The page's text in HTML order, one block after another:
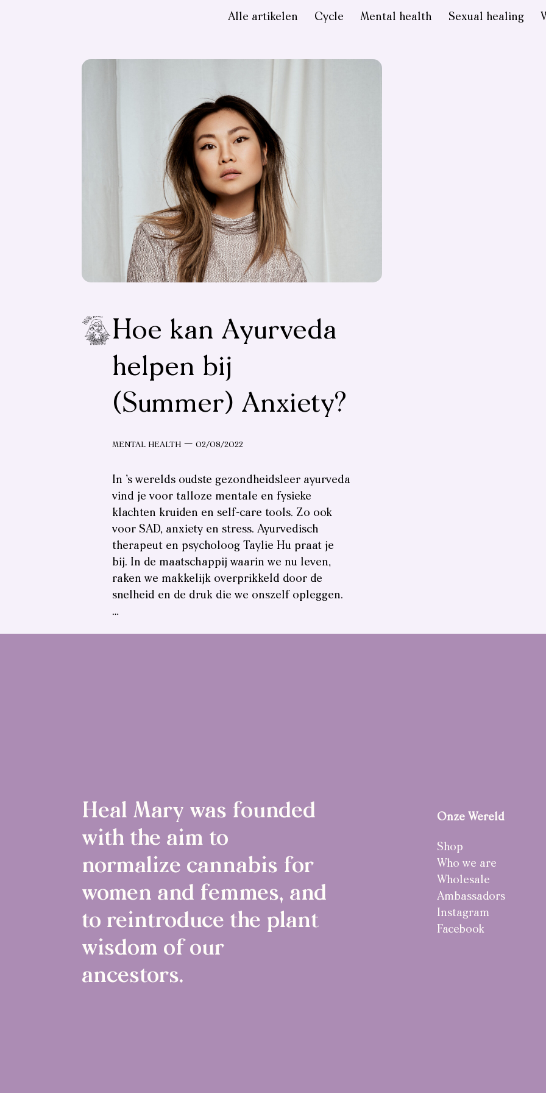
Alle artikelen Cycle Mental health Sexual healing
Hoe kan Ayurveda
helpen bij
(Summer) Anxiety?
Categorieën
MENTAL HEALTH
Post-
02/08/2022
In ’s werelds oudste gezondheidsleer ayurveda
vind je voor talloze mentale en fysieke
klachten kruiden en self-care tools. Zo ook
voor SAD, anxiety en stress. Ayurvedisch
therapeut en psycholoog Taylie Hu praat je
bij. In de maatschappij waarin we nu leven,
raken we makkelijk overprikkeld door de
snelheid en de druk die we onszelf opleggen.
…
Heal Mary was founded
with the aim to
normalize cannabis for
women and femmes, and
to reintroduce the plant
wisdom of our
ancestors.
Onze Wereld
Shop
Who we are
Wholesale
Ambassadors
Instagram
Facebook